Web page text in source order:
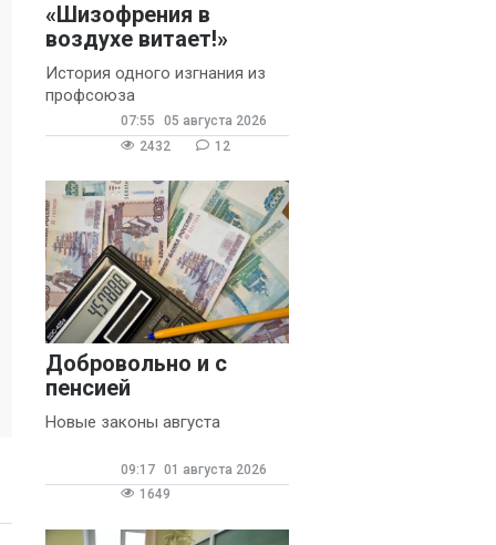
«Шизофрения в
воздухе витает!»
История одного изгнания из
профсоюза
07:55
05 августа 2026
2432
12
Добровольно и с
пенсией
Новые законы августа
09:17 01 августа 2026
1649